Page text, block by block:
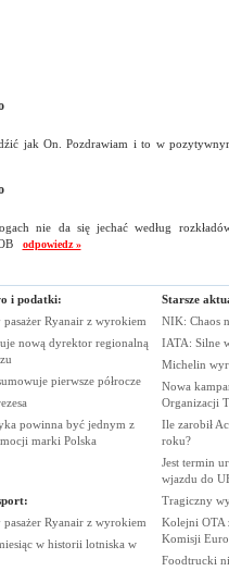
jak On. Pozdrawiam i to w
nie da się jechać według
odpowiedz »
i podatki:
Ryanair z wyrokiem
nową dyrektor regionalną
pierwsze półrocze
powinna być jednym z
marki Polska
Ryanair z wyrokiem
w historii lotniska w
Starsze
NIK: Chaos
IATA: Silne
Michelin
Nowa
Organizacji
Ile zarobił
roku?
Jest termin
wjazdu do
Tragiczny
Kolejni OTA
Komisji
Foodtrucki